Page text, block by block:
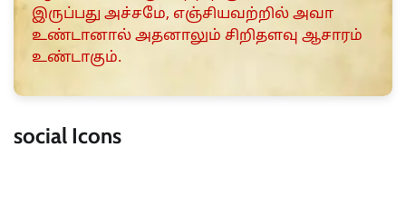
இருப்பது அச்சமே, எஞ்சியவற்றில் அவா
உண்டானால் அதனாலும் சிறிதளவு ஆசாரம்
உண்டாகும்.
social Icons